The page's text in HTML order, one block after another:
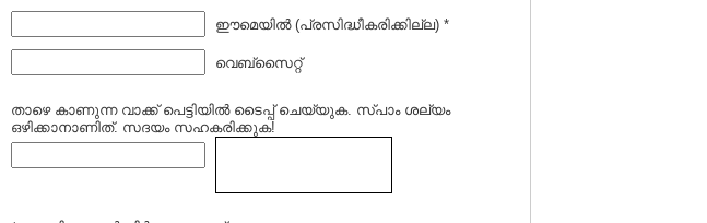
ഈമെയില്‍ (പ്രസിദ്ധീകരിക്കില്ല) *
വെബ്സൈറ്റ്
താഴെ കാണുന്ന വാക്ക് പെട്ടിയില്‍ ടൈപ്പ്‌ ചെയ്യുക. സ്പാം ശല്യം
ഒഴിക്കാനാണിത്. സദയം സഹകരിക്കുക!